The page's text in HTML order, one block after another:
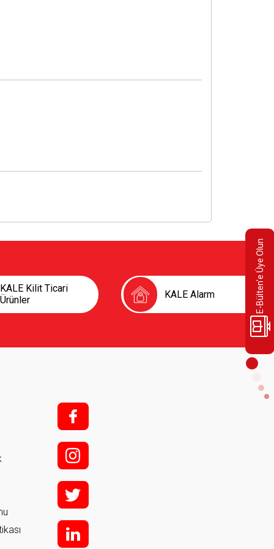
E-Bülten'e Üye Olun
KALE Kilit Ticari
Ürünler
KALE Alarm
f;
i;
t
l